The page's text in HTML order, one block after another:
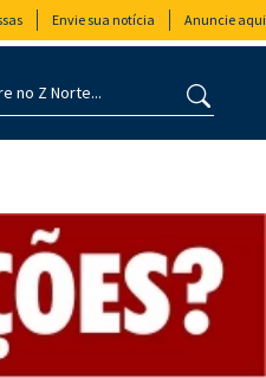
Envie sua notícia Anuncie aqui